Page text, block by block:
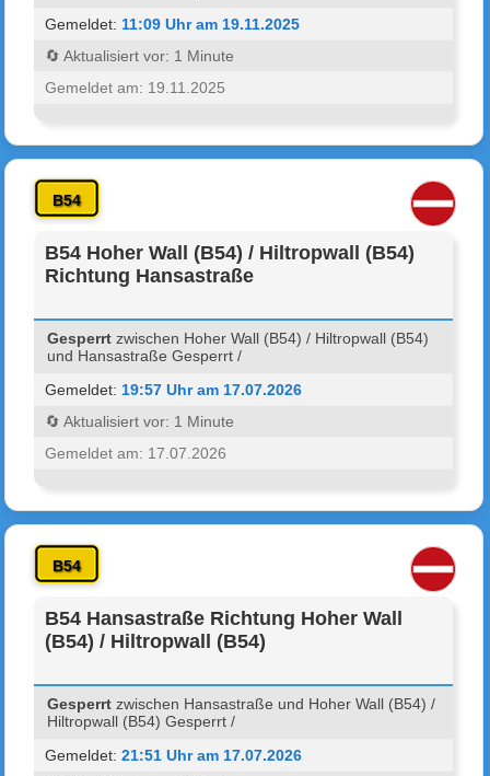
Gemeldet: 11:09 Uhr am 19.11.2025
🔄 Aktualisiert vor: 1 Minute
Gemeldet am: 19.11.2025
B54
B54 Hoher Wall (B54) / Hiltropwall (B54)
Richtung Hansastraße
Gesperrt zwischen Hoher Wall (B54) / Hiltropwall (B54)
und Hansastraße Gesperrt /
Gemeldet: 19:57 Uhr am 17.07.2026
🔄 Aktualisiert vor: 1 Minute
Gemeldet am: 17.07.2026
B54
B54 Hansastraße Richtung Hoher Wall
(B54) / Hiltropwall (B54)
Gesperrt zwischen Hansastraße und Hoher Wall (B54) /
Hiltropwall (B54) Gesperrt /
Gemeldet:21:51 Uhr am 17.07.2026